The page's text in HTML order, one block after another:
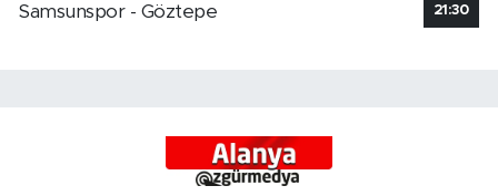
Samsunspor - Göztepe
21:30